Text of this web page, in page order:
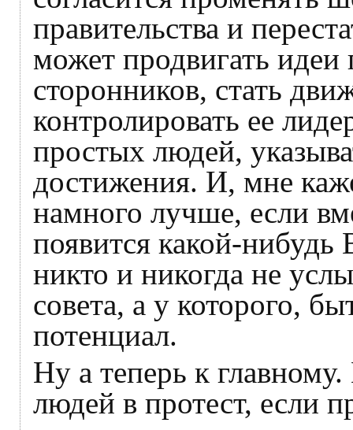
правительства и
может продвигать идеи
сторонников, стать
контролировать ее
простых людей,
достижения. И, мне
намного лучше, если
появится какой-нибудь
никто и никогда не
совета, а у которого,
потенциал.
Ну а теперь к
людей в протест, если